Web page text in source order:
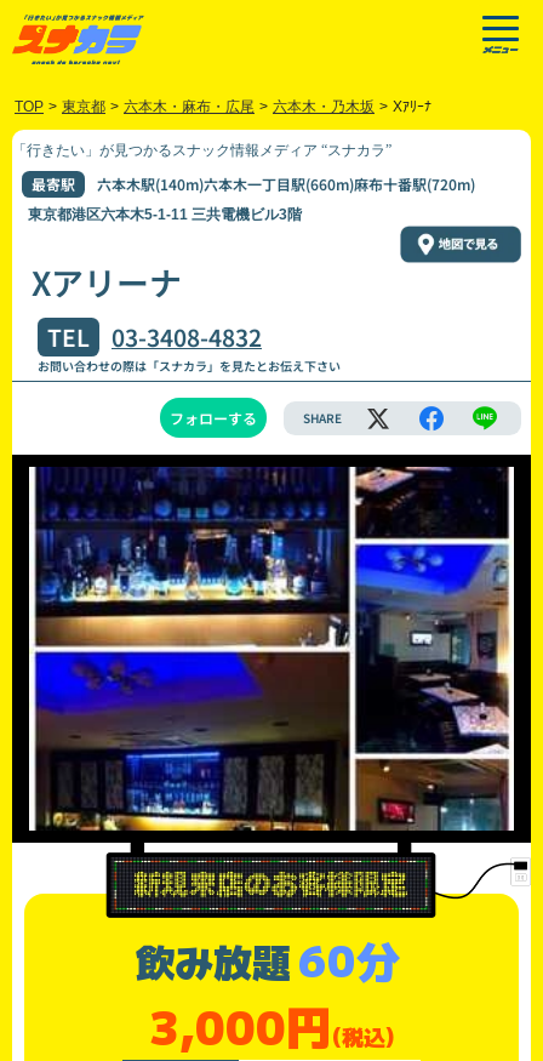
TOP > 東京都 > 六本木・麻布・広尾 > 六本木・乃木坂 > Xｱﾘｰﾅ
「行きたい」が見つかるスナック情報メディア “スナカラ”
最寄駅 六本木駅(140m)六本木一丁目駅(660m)麻布十番駅(720m)
東京都港区六本木5-1-11 三共電機ビル3階
Xアリーナ
TEL 03-3408-4832
お問い合わせの際は「スナカラ」を見たとお伝え下さい
フォローする SHARE
飲み放題60分
3,000円(税込)